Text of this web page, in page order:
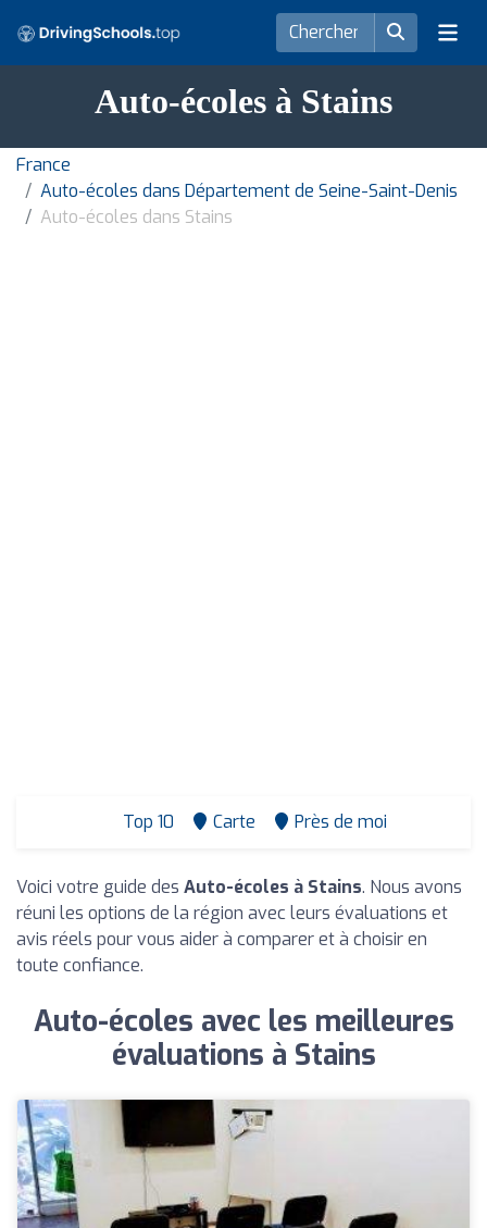
Auto-écoles à Stains
France
Auto-écoles dans Département de Seine-Saint-Denis
Auto-écoles dans Stains
Top 10 Carte Près de moi
Voici votre guide des Auto-écoles à Stains. Nous avons
réuni les options de la région avec leurs évaluations et
avis réels pour vous aider à comparer et à choisir en
toute confiance.
Auto-écoles avec les meilleures
évaluations à Stains